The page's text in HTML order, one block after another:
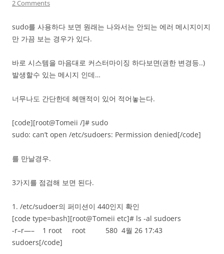
2 Comments
sudo를 사용하다 보면 원래는 나와서는 안되는 에러 메시지이지
만 가끔 보는 경우가 있다.
바로 시스템을 마음대로 커스터마이징 하다보면(권한 변경등..)
발생할수 있는 메시지 인데…
너무나도 간단한데 헤맨적이 있어 적어놓는다.
[code][root@Tomeii /]# sudo
sudo: can’t open /etc/sudoers: Permission denied[/code]
를 만날경우.
3가지를 점검해 보면 된다.
1. /etc/sudoer의 퍼미션이 440인지 확인
[code type=bash][root@Tomeii etc]# ls -al sudoers
-r–r—– 1 root root 580 4월 26 17:43
sudoers[/code]